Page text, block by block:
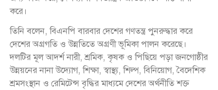
করে।
তিনি বলেন, বিএনপি বারবার দেশের গণতন্ত্র পুনরুদ্ধার করে
দেশের অগ্রগতি ও উন্নতিতে অগ্রণী ভূমিকা পালন করেছে।
দলটির মূল আদর্শ নারী, শ্রমিক, কৃষক ও পিছিয়ে পড়া জনগোষ্ঠীর
উন্নয়নের নানা উদ্যোগ, শিক্ষা, স্বাস্থ্য, শিল্প, বিনিয়োগ, বৈদেশিক
শ্রমসংস্থান ও রেমিটেন্স বৃদ্ধির মাধ্যমে দেশের অর্থনীতি শক্ত